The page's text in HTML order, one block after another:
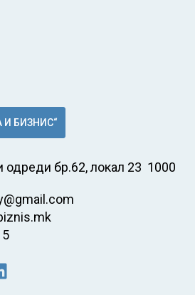
И БИЗНИС“
одреди бр.62, локал 23 1000